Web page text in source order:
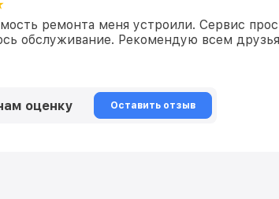
ремонта меня устроили. Сервис
обслуживание. Рекомендую всем
оценку Оставить отзыв